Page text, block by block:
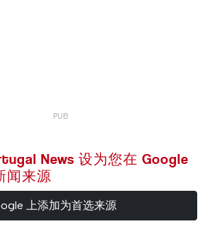
News 设为您在 Google
闻来源
上添加为首选来源